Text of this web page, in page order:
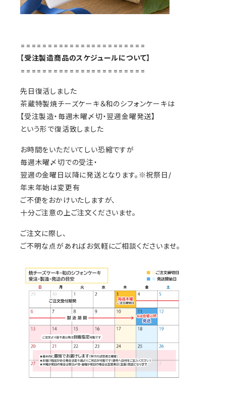
=======================
【受注製造商品のスケジュールについて】
=======================
先日復活しました
茶蔵特製焼チーズケーキ＆和のシフォンケーキは
【受注製造・毎週木曜〆切・翌週金曜発送】
という形で復活致しました
お時間をいただいてしい恐縮ですが
毎週木曜〆切での受注・
翌週の金曜日以降に発送となります。※祝祭日/
年末年始は変更有
ご不便をおかけいたしますが、
十分ご注意の上ご注文くださいませ。
ご注文に際し、
ご不明な点があればお気軽にご相談くださいませ。